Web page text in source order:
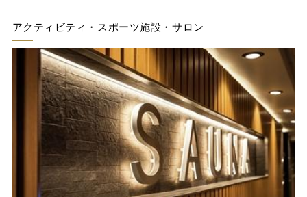
アクティビティ・スポーツ施設・サロン